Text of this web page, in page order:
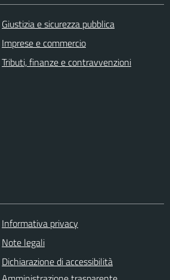
Giustizia e sicurezza pubblica
Imprese e commercio
Tributi, finanze e contravvenzioni
Informativa privacy
Note legali
Dichiarazione di accessibilità